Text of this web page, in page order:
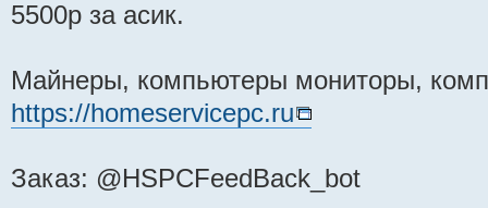
5500р за асик.
Майнеры, компьютеры мониторы,
https://homeservicepc.ru
Заказ: @HSPCFeedBack_bot